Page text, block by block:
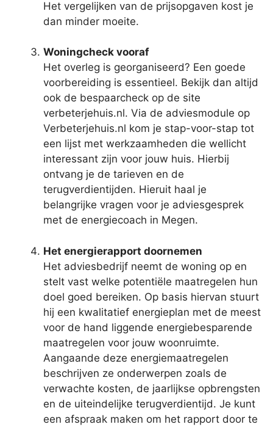
Het vergelijken van de prijsopgaven kost je
dan minder moeite.
Woningcheck vooraf
Het overleg is georganiseerd? Een goede
voorbereiding is essentieel. Bekijk dan altijd
ook de bespaarcheck op de site
verbeterjehuis.nl. Via de adviesmodule op
Verbeterjehuis.nl kom je stap-voor-stap tot
een lijst met werkzaamheden die wellicht
interessant zijn voor jouw huis. Hierbij
ontvang je de tarieven en de
terugverdientijden. Hieruit haal je
belangrijke vragen voor je adviesgesprek
met de energiecoach in Megen.
Het energierapport doornemen
Het adviesbedrijf neemt de woning op en
stelt vast welke potentiële maatregelen hun
doel goed bereiken. Op basis hiervan stuurt
hij een kwalitatief energieplan met de meest
voor de hand liggende energiebesparende
maatregelen voor jouw woonruimte.
Aangaande deze energiemaatregelen
beschrijven ze onderwerpen zoals de
verwachte kosten, de jaarlijkse opbrengsten
en de uiteindelijke terugverdientijd. Je kunt
een afspraak maken om het rapport door te